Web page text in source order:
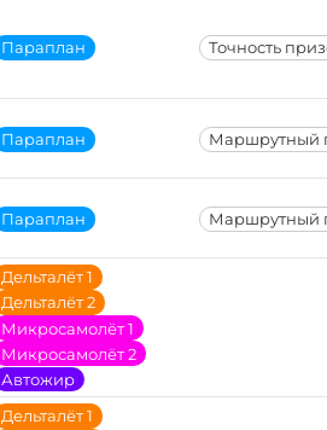
Параплан Точность
Параплан Маршрутный
Параплан Маршрутный
Дельталёт 1
Дельталёт 2
Микросамолёт 1
Микросамолёт 2
Автожир
Дельталёт 1